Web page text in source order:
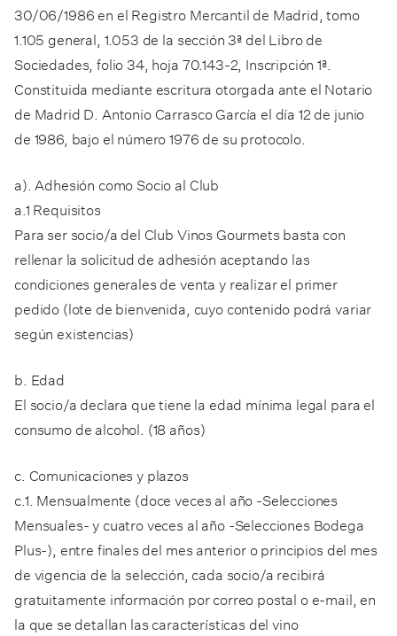
30/06/1986 en el Registro Mercantil de Madrid, tomo
1.105 general, 1.053 de la sección 3ª del Libro de
Sociedades, folio 34, hoja 70.143-2, Inscripción 1ª.
Constituida mediante escritura otorgada ante el Notario
de Madrid D. Antonio Carrasco García el día 12 de junio
de 1986, bajo el número 1976 de su protocolo.
a). Adhesión como Socio al Club
a.1 Requisitos
Para ser socio/a del Club Vinos Gourmets basta con
rellenar la solicitud de adhesión aceptando las
condiciones generales de venta y realizar el primer
pedido (lote de bienvenida, cuyo contenido podrá variar
según existencias)
b. Edad
El socio/a declara que tiene la edad mínima legal para el
consumo de alcohol. (18 años)
c. Comunicaciones y plazos
c.1. Mensualmente (doce veces al año -Selecciones
Mensuales- y cuatro veces al año -Selecciones Bodega
Plus-), entre finales del mes anterior o principios del mes
de vigencia de la selección, cada socio/a recibirá
gratuitamente información por correo postal o e-mail, en
la que se detallan las características del vino